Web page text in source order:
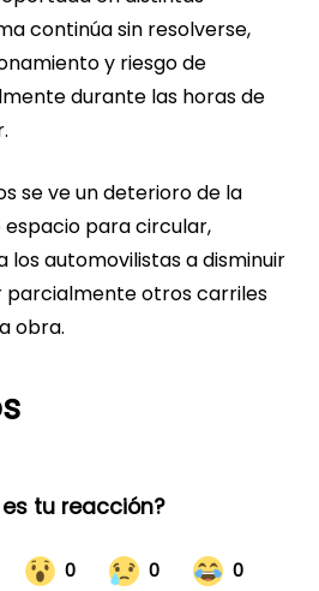
continúa sin resolverse,
y riesgo de
durante las horas de
se ve un deterioro de la
espacio para circular,
los automovilistas a disminuir
parcialmente otros carriles
obra.